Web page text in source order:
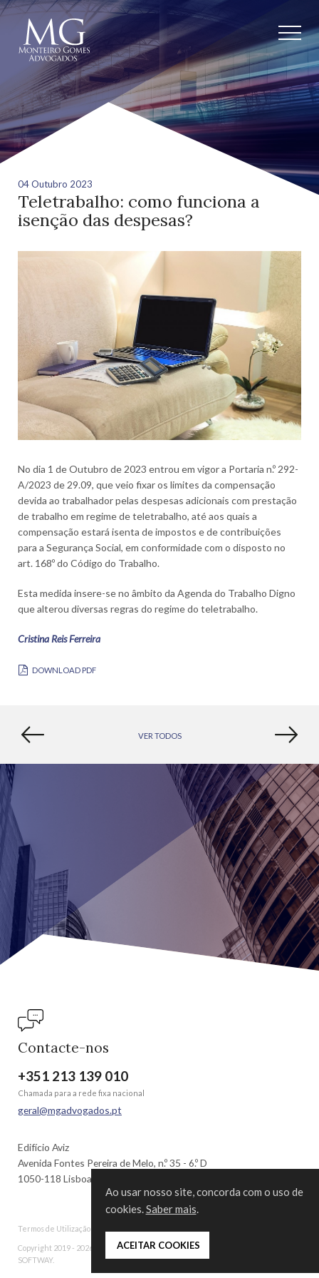
04 Outubro 2023
Teletrabalho: como funciona a
isenção das despesas?
No dia 1 de Outubro de 2023 entrou em vigor a Portaria n.º 292-
A/2023 de 29.09, que veio fixar os limites da compensação
devida ao trabalhador pelas despesas adicionais com prestação
de trabalho em regime de teletrabalho, até aos quais a
compensação estará isenta de impostos e de contribuições
para a Segurança Social, em conformidade com o disposto no
art. 168º do Código do Trabalho.
Esta medida insere-se no âmbito da Agenda do Trabalho Digno
que alterou diversas regras do regime do teletrabalho.
Cristina Reis Ferreira
DOWNLOAD PDF
VER TODOS
Contacte-nos
+351 213 139 010
Chamada para a rede fixa nacional
geral@mgadvogados.pt
Edifício Aviz
Avenida Fontes Pereira de Melo, n.º 35 - 6.º D
1050-118 Lisboa | Portugal
Termos de Utilização
Copyright 2019 - 2026 © MG Advogados. Todos os direitos reservados. Created by
SOFTWAY.
Ao usar nosso site, concorda com o uso de
cookies.Saber mais.
ACEITAR COOKIES